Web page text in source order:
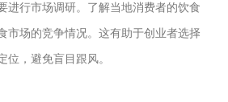
进行市场调研。了解当地消费者的饮食
市场的竞争情况。这有助于创业者选择
位，避免盲目跟风。